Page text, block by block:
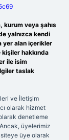
veya şahıs
yalnızca kendi
yer alan içerikler
hakkında
ile isim
taslak
ve İletişim
olarak hizmet
denetleme
üyelerimiz
üye olarak